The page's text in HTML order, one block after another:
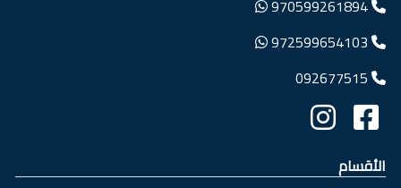
970599261894
972599654103
092677515
الأقسام